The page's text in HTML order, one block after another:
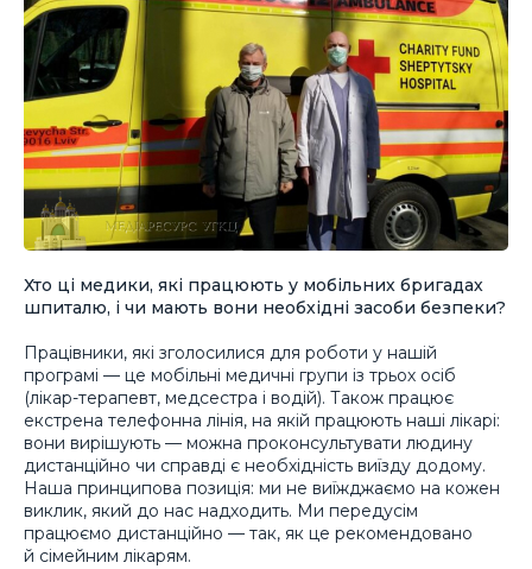
Хто ці медики, які працюють у мобільних бригадах
шпиталю, і чи мають вони необхідні засоби безпеки?
Працівники, які зголосилися для роботи у нашій
програмі — це мобільні медичні групи із трьох осіб
(лікар-терапевт, медсестра і водій). Також працює
екстрена телефонна лінія, на якій працюють наші лікарі:
вони вирішують — можна проконсультувати людину
дистанційно чи справді є необхідність виїзду додому.
Наша принципова позиція: ми не виїжджаємо на кожен
виклик, який до нас надходить. Ми передусім
працюємо дистанційно — так, як це рекомендовано
й сімейним лікарям.